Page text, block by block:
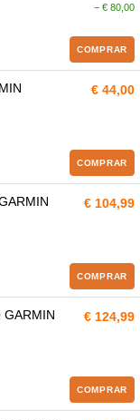
− € 80,00
COMPRAR
€ 44,00
COMPRAR
€ 104,99
COMPRAR
GARMIN
€ 124,99
COMPRAR